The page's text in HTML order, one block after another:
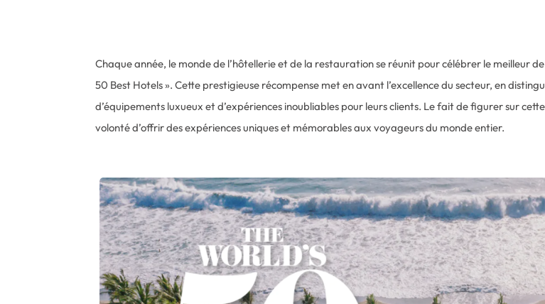
Chaque année, le monde de l’hôtellerie et de la restauration se réunit pour célébrer le meilleur
50 Best Hotels ». Cette prestigieuse récompense met en avant l’excellence du secteur, en
d’équipements luxueux et d’expériences inoubliables pour leurs clients. Le fait de figurer sur
volonté d’offrir des expériences uniques et mémorables aux voyageurs du monde entier.